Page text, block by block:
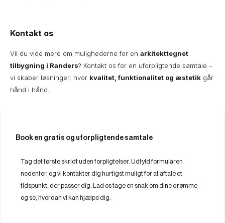
Kontakt os
Vil du vide mere om mulighederne for en arkitekttegnet
tilbygning i Randers? Kontakt os for en uforpligtende samtale –
vi skaber løsninger, hvor kvalitet, funktionalitet og æstetik går
hånd i hånd.
Book en gratis og uforpligtende samtale
Tag det første skridt uden forpligtelser. Udfyld formularen
nedenfor, og vi kontakter dig hurtigst muligt for at aftale et
tidspunkt, der passer dig. Lad os tage en snak om dine drømme
og se, hvordan vi kan hjælpe dig.